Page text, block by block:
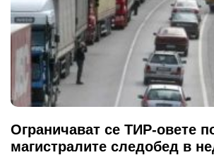
Ограничават се ТИР-овете
магистралите следобед в